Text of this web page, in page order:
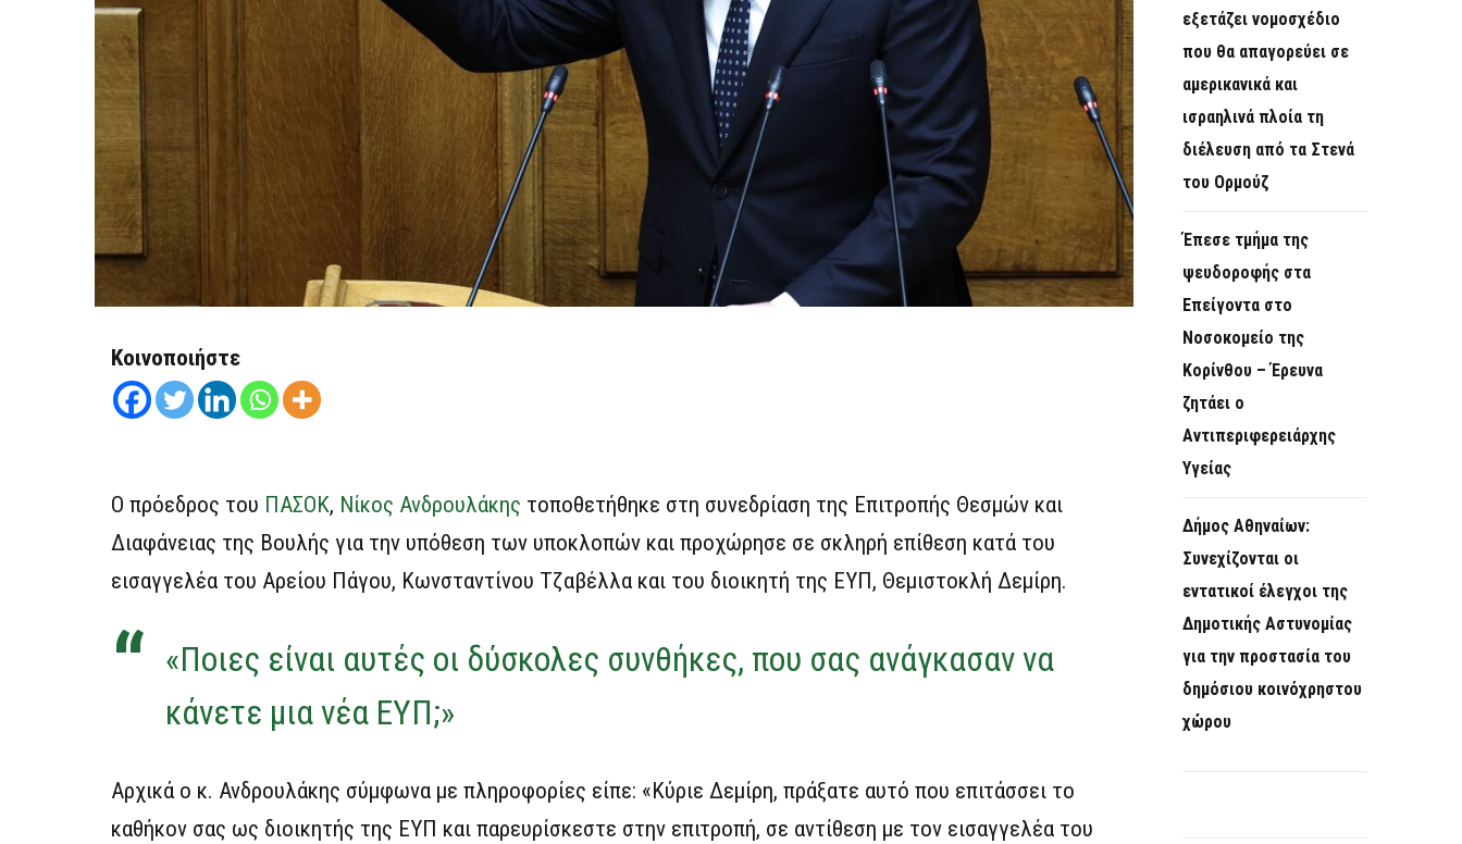
Κοινοποιήστε
Ο πρόεδρος του ΠΑΣΟΚ, Νίκος Ανδρουλάκης τοποθετήθηκε στη συνεδρίαση της Επιτροπής Θεσμών και
Διαφάνειας της Βουλής για την υπόθεση των υποκλοπών και προχώρησε σε σκληρή επίθεση κατά του
εισαγγελέα του Αρείου Πάγου, Κωνσταντίνου Τζαβέλλα και του διοικητή της ΕΥΠ, Θεμιστοκλή Δεμίρη.
«Ποιες είναι αυτές οι δύσκολες συνθήκες, που σας ανάγκασαν να
κάνετε μια νέα ΕΥΠ;»
Αρχικά ο κ. Ανδρουλάκης σύμφωνα με πληροφορίες είπε: «Κύριε Δεμίρη, πράξατε αυτό που επιτάσσει το
καθήκον σας ως διοικητής της ΕΥΠ και παρευρίσκεστε στην επιτροπή, σε αντίθεση με τον εισαγγελέα του
εξετάζει νομοσχέδιο
που θα απαγορεύει σε
αμερικανικά και
ισραηλινά πλοία τη
διέλευση από τα Στενά
του Ορμούζ
Έπεσε τμήμα της
ψευδοροφής στα
Επείγοντα στο
Νοσοκομείο της
Κορίνθου – Έρευνα
ζητάει ο
Αντιπεριφερειάρχης
Υγείας
Δήμος Αθηναίων:
Συνεχίζονται οι
εντατικοί έλεγχοι της
Δημοτικής Αστυνομίας
για την προστασία του
δημόσιου κοινόχρηστου
χώρου